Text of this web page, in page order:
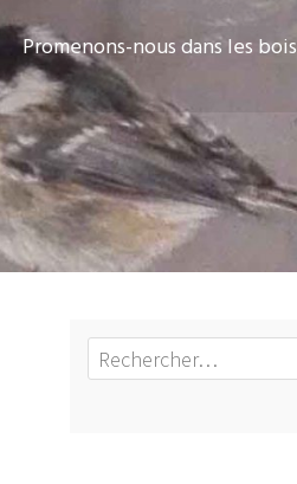
Promenons-nous dans les bois